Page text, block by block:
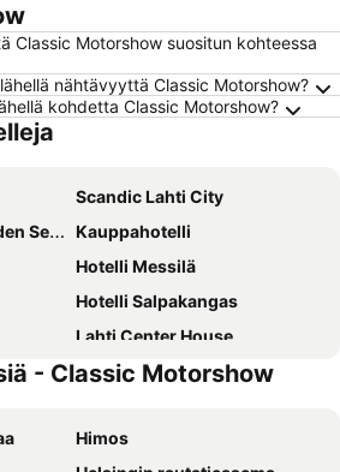
Classic Motorshow suositun kohteessa
nähtävyyttä Classic Motorshow?
kohdetta Classic Motorshow?
Scandic Lahti City
Kauppahotelli
Hotelli Messilä
Hotelli Salpakangas
Lahti Center House
Bright & Cozy Renovated Studio In The Center
- Classic Motorshow
Himos